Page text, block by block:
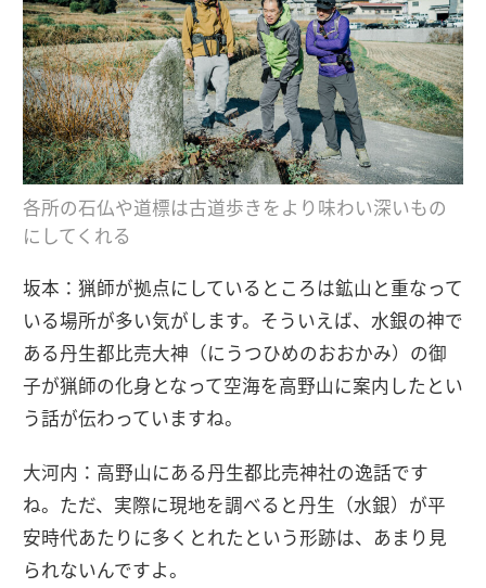
各所の石仏や道標は古道歩きをより味わい深いもの
にしてくれる
坂本：猟師が拠点にしているところは鉱山と重なって
いる場所が多い気がします。そういえば、水銀の神で
ある丹生都比売大神（にうつひめのおおかみ）の御
子が猟師の化身となって空海を高野山に案内したとい
う話が伝わっていますね。
大河内：高野山にある丹生都比売神社の逸話です
ね。ただ、実際に現地を調べると丹生（水銀）が平
安時代あたりに多くとれたという形跡は、あまり見
られないんですよ。